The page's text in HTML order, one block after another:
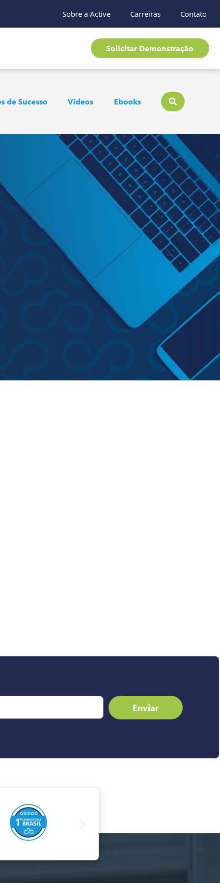
Sobre a Active Carreiras Contato
Solicitar Demonstração
de Sucesso Vídeos Ebooks
Enviar